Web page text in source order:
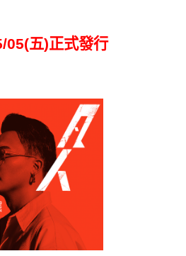
05(五)正式發行